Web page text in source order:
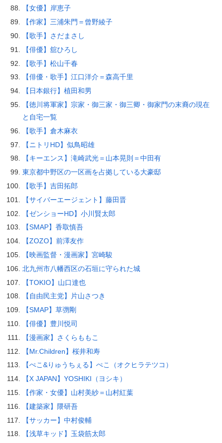
【女優】岸恵子
【作家】三浦朱門＝曾野綾子
【歌手】さだまさし
【俳優】舘ひろし
【歌手】松山千春
【俳優・歌手】江口洋介＝森高千里
【日本銀行】植田和男
【徳川将軍家】宗家・御三家・御三卿・御家門の末裔の現在
と自宅一覧
【歌手】倉木麻衣
【ニトリHD】似鳥昭雄
【キーエンス】滝崎武光＝山本晃則＝中田有
東京都中野区の一区画を占拠している大豪邸
【歌手】吉田拓郎
【サイバーエージェント】藤田晋
【ゼンショーHD】小川賢太郎
【SMAP】香取慎吾
【ZOZO】前澤友作
【映画監督・漫画家】宮崎駿
北九州市八幡西区の石垣に守られた城
【TOKIO】山口達也
【自由民主党】片山さつき
【SMAP】草彅剛
【俳優】豊川悦司
【漫画家】さくらももこ
【Mr.Children】桜井和寿
【ぺこ&りゅうちぇる】ぺこ（オクヒラテツコ）
【X JAPAN】YOSHIKI（ヨシキ）
【作家・女優】山村美紗＝山村紅葉
【建築家】隈研吾
【サッカー】中村俊輔
【浅草キッド】玉袋筋太郎